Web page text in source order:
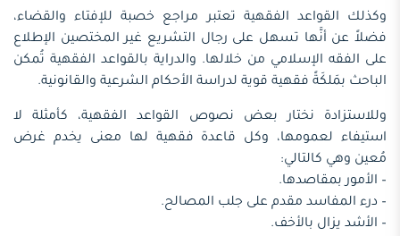
وكذلك القواعد الفقهية تعتبر مراجع خصبة للإفتاء والقضاء،
فضلاً عن أنَّها تسهل على رجال التشريع غير المختصين الإطلاع
على الفقه الإسلامي من خلالها. والدراية بالقواعد الفقهية تُمكن
الباحث بمَلكَةً فقهية قوية لدراسة الأحكام الشرعية والقانونية.
وللاستزادة نختار بعض نصوص القواعد الفقهية، كأمثلة لا
استيفاء لعمومها، وكل قاعدة فقهية لها معنى يخدم غرض
مُعين وهي كالتالي:
– الأمور بمقاصدها.
– درء المفاسد مقدم على جلب المصالح.
– الأشد يزال بالأخف.